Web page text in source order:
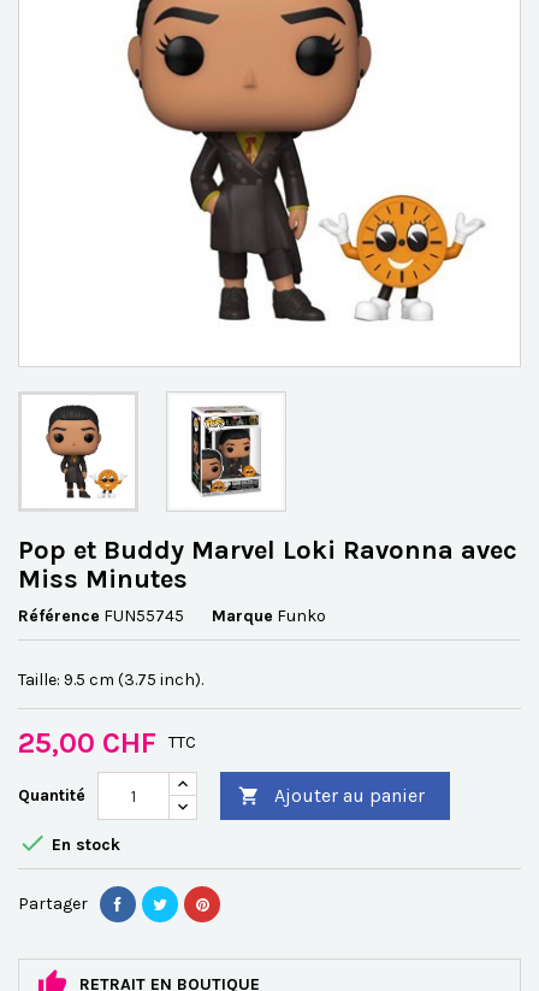
Pop et Buddy Marvel Loki Ravonna avec
Miss Minutes
Référence FUN55745 Marque Funko
Taille: 9.5 cm (3.75 inch).
25,00 CHF TTC
Quantité  Ajouter au panier
 En stock
Partager
RETRAIT EN BOUTIQUE